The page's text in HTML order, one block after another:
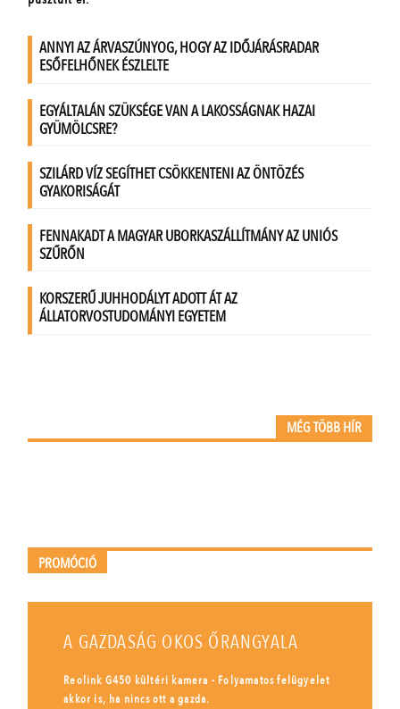
MÉG TÖBB HÍR
PROMÓCIÓ
A GAZDASÁG OKOS ŐRANGYALA
Reolink G450 kültéri kamera - Folyamatos felügyelet
akkor is, ha nincs ott a gazda.